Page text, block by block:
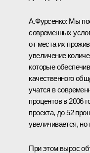
А.Фурсенко: Мы
современных
от места их
увеличение
которые
качественного
учатся в
процентов в 2006
проекта, до 52
увеличивается, но
При этом вырос